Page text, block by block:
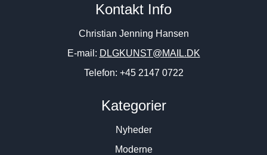
Kontakt Info
Christian Jenning Hansen
E-mail: DLGKUNST@MAIL.DK
Telefon: +45 2147 0722
Kategorier
Nyheder
Moderne